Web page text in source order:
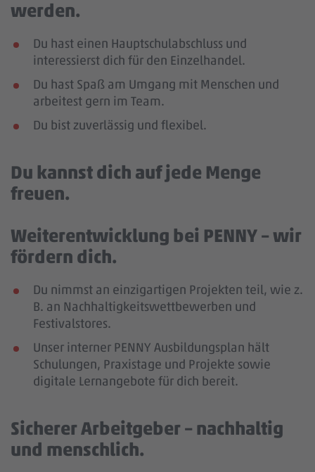
werden.
Du hast einen Hauptschulabschluss und
interessierst dich für den Einzelhandel.
Du hast Spaß am Umgang mit Menschen und
arbeitest gern im Team.
Du bist zuverlässig und flexibel.
Du kannst dich auf jede Menge
freuen.
Weiterentwicklung bei PENNY – wir
fördern dich.
Du nimmst an einzigartigen Projekten teil, wie z.
B. an Nachhaltigkeitswettbewerben und
Festivalstores.
Unser interner PENNY Ausbildungsplan hält
Schulungen, Praxistage und Projekte sowie
digitale Lernangebote für dich bereit.
Sicherer Arbeitgeber – nachhaltig
und menschlich.